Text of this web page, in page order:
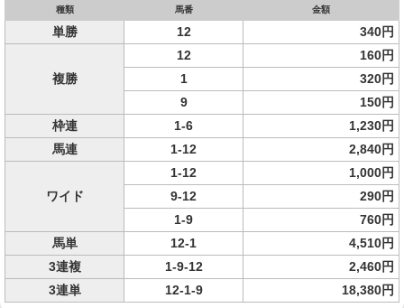
種類 馬番 金額
単勝 12 340円
複勝
12
160円
1
320円
9
150円
枠連
1-6
1,230円
馬連
1-12 2,840円
ワイド
1-12
1,000円
9-12
290円
1-9
760円
馬単
12-1
4,510円
3連複
1-9-12
2,460円
3連単
12-1-9 18,380円